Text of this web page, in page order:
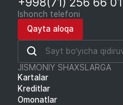
Ishonch telefoni
Qayta aloqa
JISMONIY SHAXSLARGA
Kartalar
Kreditlar
Omonatlar